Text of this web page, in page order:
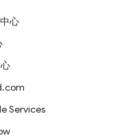
心
Services